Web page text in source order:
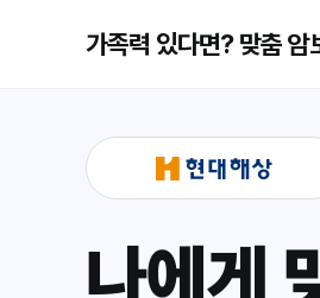
가족력 있다면? 맞춤 암
나에게